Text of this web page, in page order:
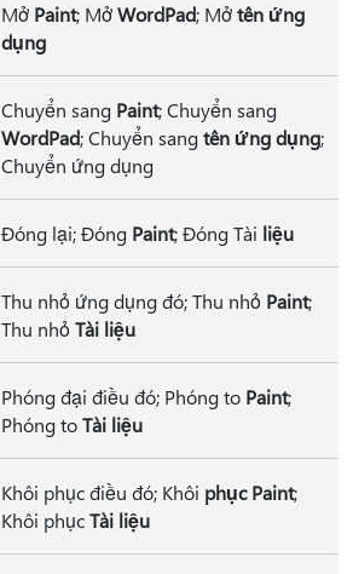
Mở Paint; MởWordPad; Mởtên ứng
dụng
Chuyển sang Paint; Chuyển sang
WordPad; Chuyển sangtên ứng dụng;
Chuyển ứng dụng
Đóng lại; Đóng Paint; Đóng Tài liệu
Thu nhỏ ứng dụng đó; Thu nhỏ Paint;
Thu nhỏTài liệu
Phóng đại điều đó; Phóng to Paint;
Phóng toTài liệu
Khôi phục điều đó; Khôi phục Paint;
Khôi phụcTài liệu